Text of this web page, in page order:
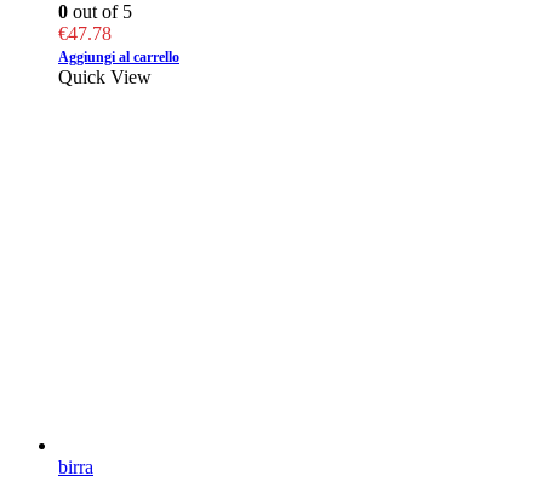
0 out of 5
€47.78
Aggiungi al carrello
Quick View
birra